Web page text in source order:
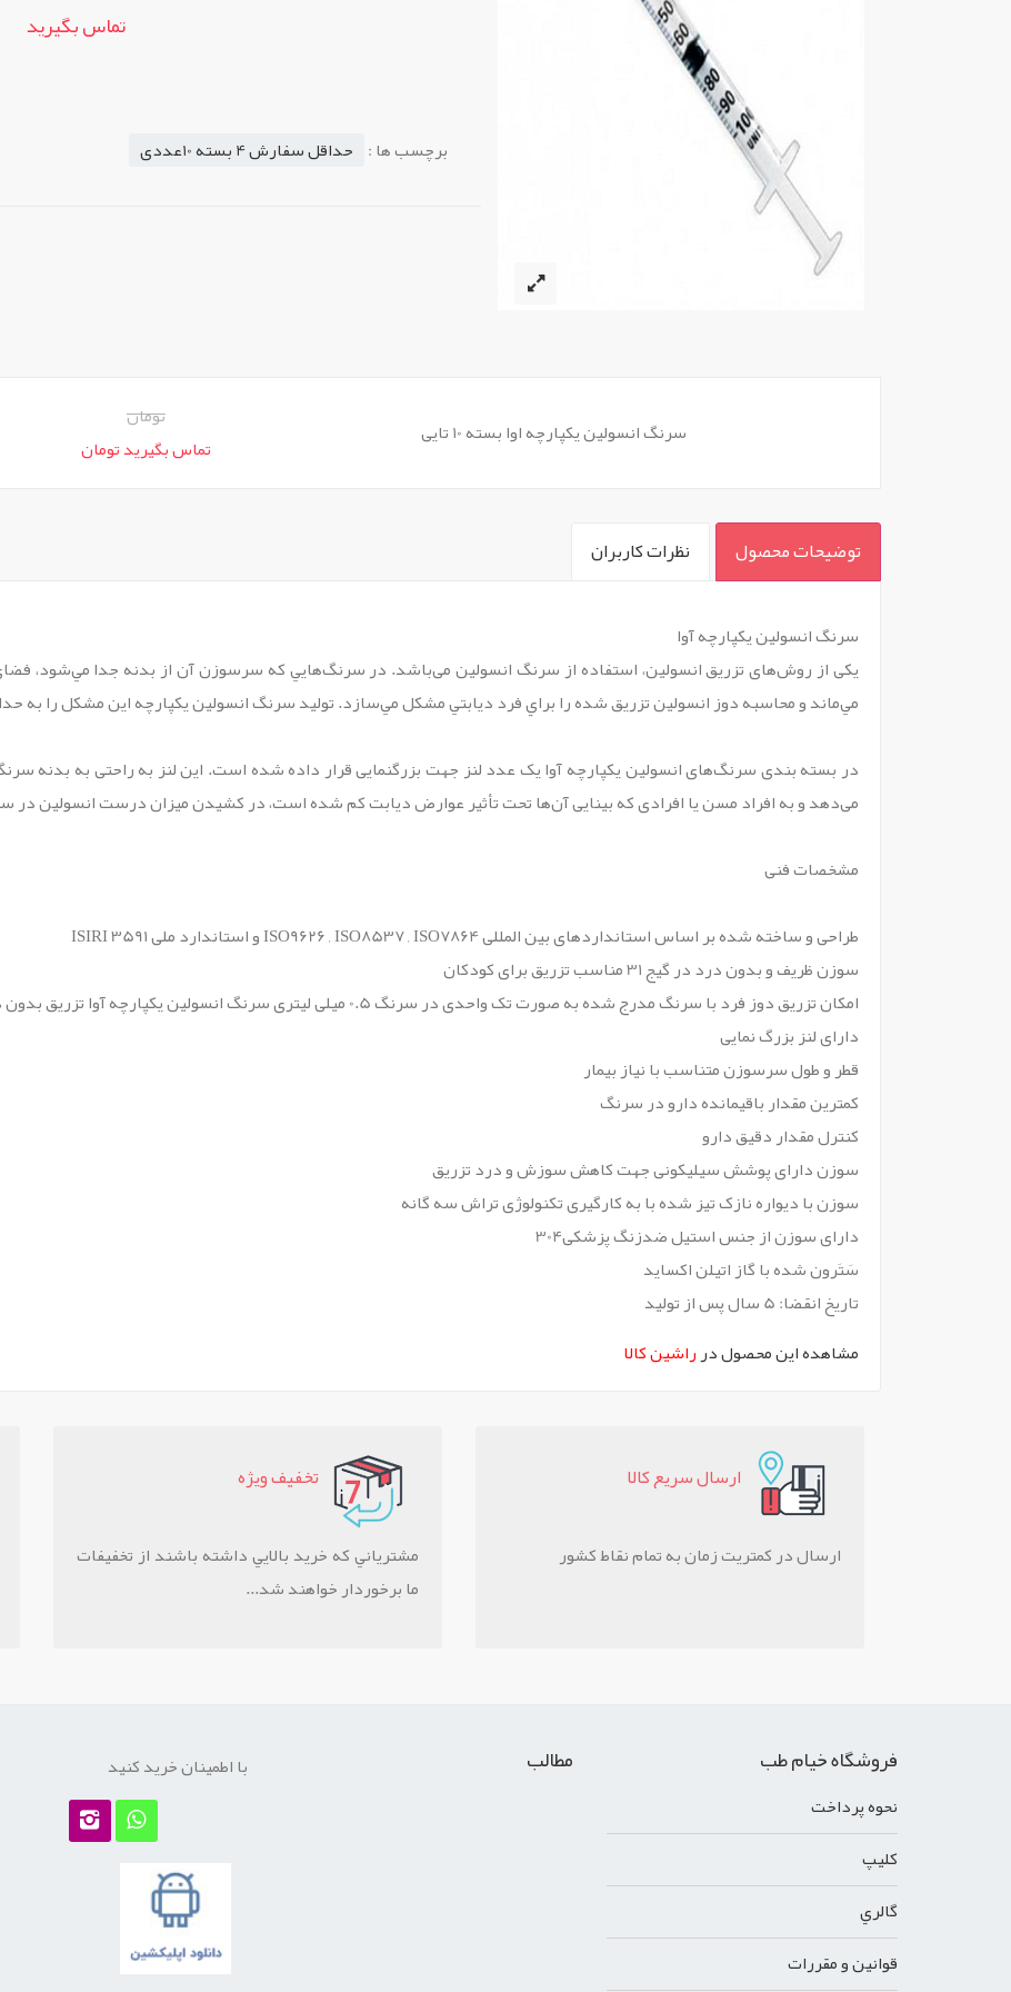
تماس بگیرید
برچسب ها : حداقل سفارش 4 بسته 10عددی
سرنگ انسولین یکپارچه اوا بسته 10 تایی
تومان
تماس بگیرید تومان
توضیحات محصول نظرات کاربران
سرنگ انسولین یکپارچه آوا
یکی از روش‌‏های تزریق انسولین، استفاده از سرنگ انسولین می‌‏باشد. در سرنگ‌هايي كه سرسوزن آن از بدنه جدا مي‌شود،
مي‌ماند و محاسبه دوز انسولين تزریق شده را براي فرد ديابتي مشكل مي‌سازد. تولید سرنگ انسولین یکپارچه این مشکل را به
در بسته بندی سرنگ‌های انسولین یکپارچه آوا یک عدد لنز جهت بزرگنمایی قرار داده شده است. این لنز به راحتی به
می‏‌دهد و به افراد مسن یا افرادی که بینایی آن‏‌ها تحت تأثیر عوارض دیابت کم شده است، در کشیدن میزان درست انسولین
مشخصات فنی
طراحی و ساخته شده بر اساس استانداردهای بین المللی ISO9626 , ISO8537 , ISO7864 و استاندارد ملی ISIRI 3591
سوزن ظریف و بدون درد در گیج 31 مناسب تزریق برای کودکان
امکان تزریق دوز فرد با سرنگ مدرج شده به صورت تک واحدی در سرنگ 0.5 میلی لیتری سرنگ انسولین یکپارچه آوا تزریق بدون درد 30g 31g گیج 50u 100u
دارای لنز بزرگ نمایی
قطر و طول سرسوزن متناسب با نیاز بیمار
کمترین مقدار باقیمانده دارو در سرنگ
کنترل مقدار دقیق دارو
سوزن دارای پوشش سیلیکونی جهت کاهش سوزش و درد تزریق
سوزن با دیواره نازک تیز شده با به کارگیری تکنولوژی تراش سه‏ گانه
دارای سوزن از جنس استیل ضدزنگ پزشکی304
سَتَرون شده با گاز اتیلن اکساید
تاریخ انقضا: 5 سال پس از تولید
مشاهده این محصول درراشین کالا
ارسال سريع کالا
ارسال در کمتریت زمان به تمام نقاط کشور
تخفيف ويژه
مشترياني که خريد بالايي داشته باشند از تخفيفات
ما برخوردار خواهند شد...
فروشگاه خیام طب
نحوه پرداخت
کليپ
گالري
قوانين و مقررات
مطالب با اطمینان خرید کنید